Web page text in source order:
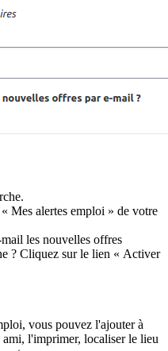
Mes alertes emploi » de votre
les nouvelles offres
? Cliquez sur le lien « Activer
vous pouvez l'ajouter à
l'imprimer, localiser le lieu